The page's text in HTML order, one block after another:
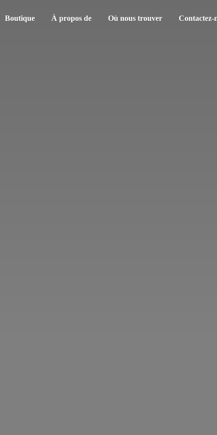
Boutique À propos de Où nous trouver Contactez-